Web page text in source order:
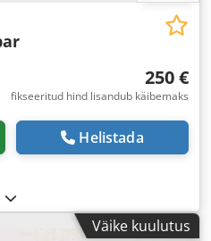
250 €
fikseeritud hind lisandub käibemaks
Helistada
Väike kuulutus